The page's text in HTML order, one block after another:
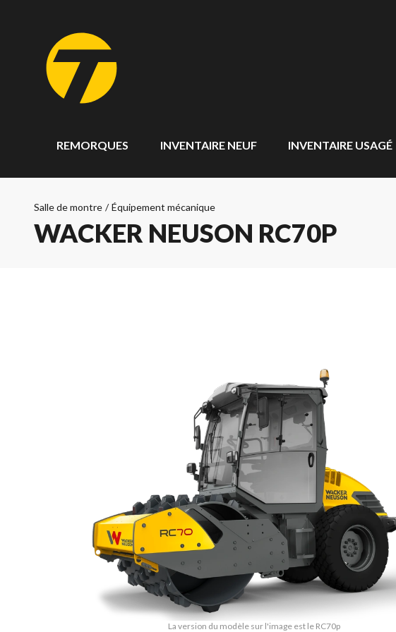
REMORQUES INVENTAIRE NEUF INVENTAIRE USAGÉ
Salle de montre / Équipement mécanique
WACKER NEUSON RC70P
La version du modèle sur l'image est le RC70p